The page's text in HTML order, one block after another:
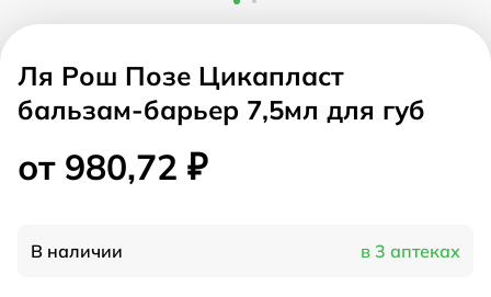
Ля Рош Позе Цикапласт
бальзам-барьер 7,5мл для губ
от 980,72 ₽
В наличии в 3 аптеках